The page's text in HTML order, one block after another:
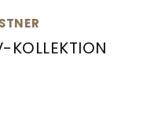
KOLLEKTION